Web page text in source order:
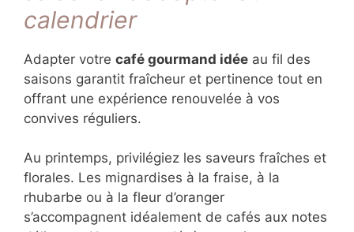
La cohérence chromatique renforce l’harmonie
visuelle de votre café gourmand. Construisez
votre palette autour de trois couleurs
dominantes pour un résultat professionnel et
équilibré.
Café gourmand selon les
saisons : s’adapter au
calendrier